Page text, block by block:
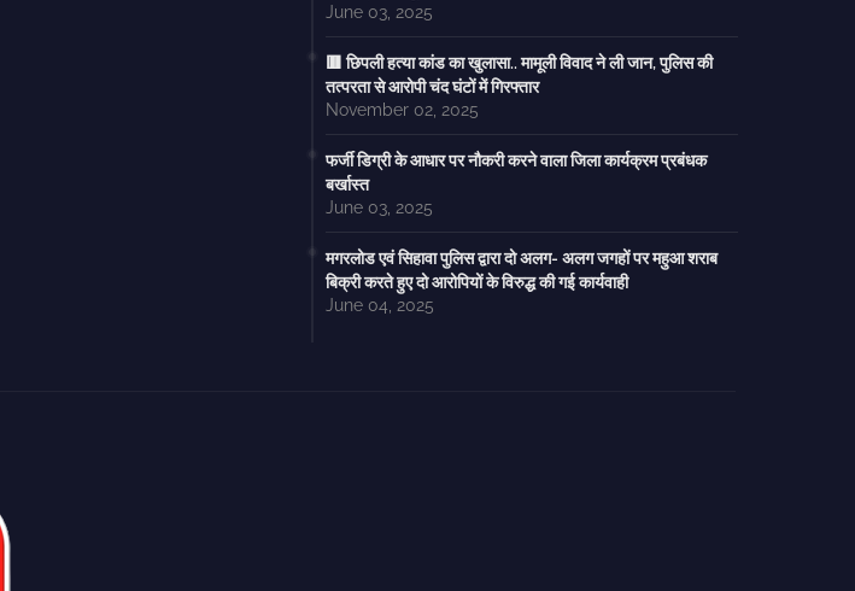
June 03, 2025
🟥 छिपली हत्या कांड का खुलासा.. मामूली विवाद ने ली जान, पुलिस की
तत्परता से आरोपी चंद घंटों में गिरफ्तार
November 02, 2025
फर्जी डिग्री के आधार पर नौकरी करने वाला जिला कार्यक्रम प्रबंधक
बर्खास्त
June 03, 2025
मगरलोड एवं सिहावा पुलिस द्वारा दो अलग- अलग जगहों पर महुआ शराब
बिक्री करते हुए दो आरोपियों के विरुद्ध की गई कार्यवाही
June 04, 2025